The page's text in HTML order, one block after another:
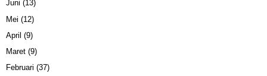
Juni (13)
Mei (12)
April (9)
Maret (9)
Februari (37)